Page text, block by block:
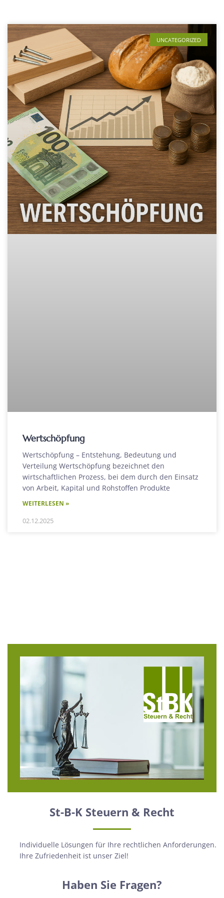
UNCATEGORIZED
Wertschöpfung
Wertschöpfung – Entstehung, Bedeutung und
Verteilung Wertschöpfung bezeichnet den
wirtschaftlichen Prozess, bei dem durch den Einsatz
von Arbeit, Kapital und Rohstoffen Produkte
WEITERLESEN »
02.12.2025
St-B-K Steuern & Recht
Individuelle Lösungen für Ihre rechtlichen Anforderungen.
Ihre Zufriedenheit ist unser Ziel!
Haben Sie Fragen?